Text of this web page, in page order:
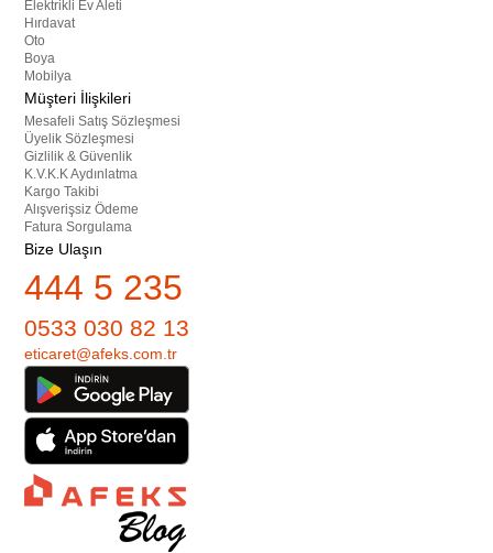
Elektrikli Ev Aleti
Hırdavat
Oto
Boya
Mobilya
Müşteri İlişkileri
Mesafeli Satış Sözleşmesi
Üyelik Sözleşmesi
Gizlilik & Güvenlik
K.V.K.K Aydınlatma
Kargo Takibi
Alışverişsiz Ödeme
Fatura Sorgulama
Bize Ulaşın
444 5 235
0533 030 82 13
eticaret@afeks.com.tr